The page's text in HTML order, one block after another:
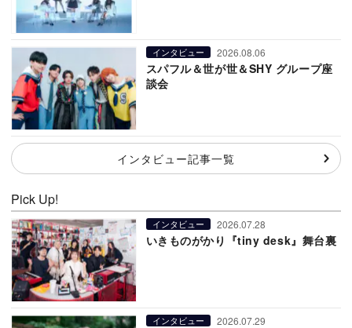
インタビュー 2026.08.06
スパフル＆世が世＆SHY グループ座
談会
インタビュー記事一覧
Pick Up!
インタビュー 2026.07.28
いきものがかり『tiny desk』舞台裏
インタビュー 2026.07.29